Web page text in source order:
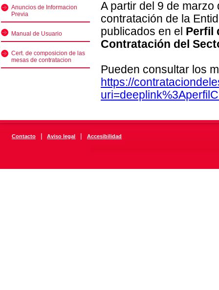
Anuncios de Informacion
Previa
Manual de Usuario
Cert. de composicion de las
mesas de contratacion
A partir del 9 de
contratación de la
publicados en el Perfil
Contratación del
Pueden consultar los
https://
Contacto | Aviso legal | Accesibilidad